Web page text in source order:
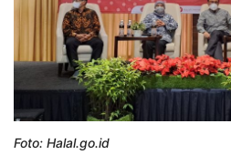
Foto: Halal.go.id